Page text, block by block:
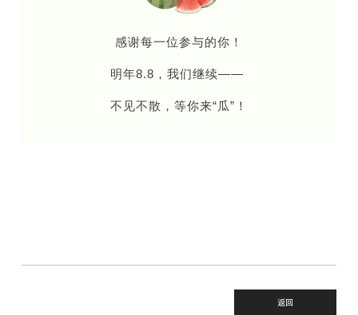
感谢每一位参与的你！
明年8.8，我们继续——
不见不散，等你来“瓜”！
返回